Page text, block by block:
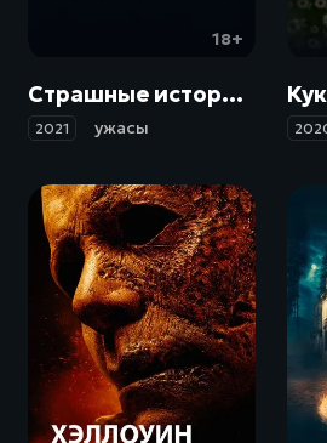
18+
Страшные истории для рассказа незнакомцам / Scare Us (2021)
2021 ужасы